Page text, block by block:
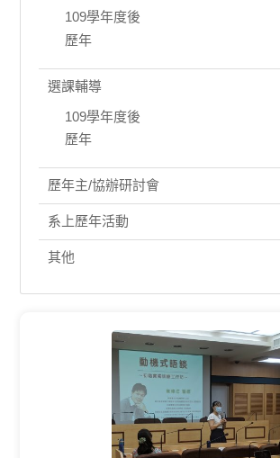
109學年度後
歷年
選課輔導
109學年度後
歷年
歷年主/協辦研討會
系上歷年活動
其他